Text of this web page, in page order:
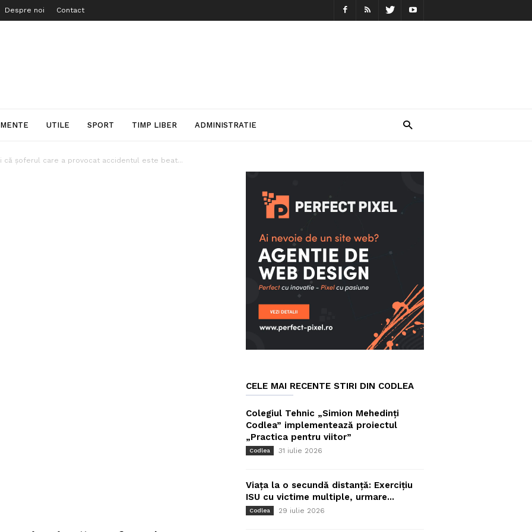
Despre noi Contact
UTILE SPORT TIMP LIBER ADMINISTRATIE
că șoferul care a provocat accidentul este beat...
CELE MAI RECENTE STIRI DIN CODLEA
Colegiul Tehnic „Simion Mehedinți
Codlea” implementează proiectul
„Practica pentru viitor”
Codlea 31 iulie 2026
Viața la o secundă distanță: Exercițiu
ISU cu victime multiple, urmare...
Codlea 29 iulie 2026